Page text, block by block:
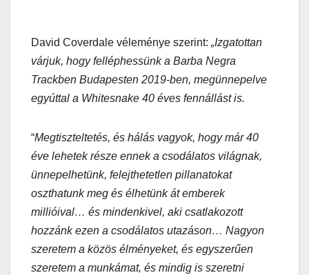
David Coverdale véleménye szerint: „Izgatottan
várjuk, hogy felléphessünk a Barba Negra
Trackben Budapesten 2019-ben, megünnepelve
egyúttal a Whitesnake 40 éves fennállást is.
“Megtiszteltetés, és hálás vagyok, hogy már 40
éve lehetek része ennek a csodálatos világnak,
ünnepelhetünk, felejthetetlen pillanatokat
oszthatunk meg és élhetünk át emberek
millióival… és mindenkivel, aki csatlakozott
hozzánk ezen a csodálatos utazáson… Nagyon
szeretem a közös élményeket, és egyszerűen
szeretem a munkámat, és mindig is szeretni